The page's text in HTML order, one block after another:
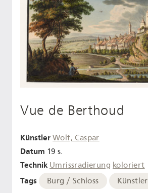
Vue de Berthoud
Künstler Wolf, Caspar
Datum 19 s.
Technik Umrissradierung koloriert
Tags Burg / Schloss Künstler